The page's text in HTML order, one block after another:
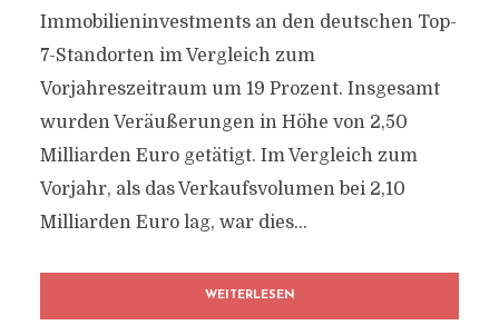
Immobilieninvestments an den deutschen Top-
7-Standorten im Vergleich zum
Vorjahreszeitraum um 19 Prozent. Insgesamt
wurden Veräußerungen in Höhe von 2,50
Milliarden Euro getätigt. Im Vergleich zum
Vorjahr, als das Verkaufsvolumen bei 2,10
Milliarden Euro lag, war dies...
WEITERLESEN